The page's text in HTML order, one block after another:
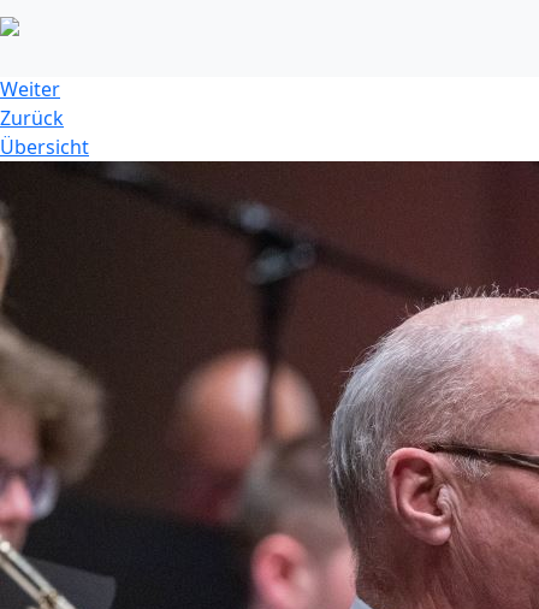
dsc_9280jpg_52776035000_o.jpg
Weiter
Zurück
Übersicht